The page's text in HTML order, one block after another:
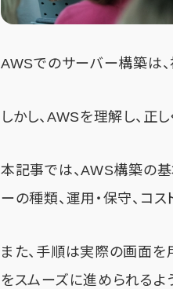
AWSでのサーバー構築は、
しかし、AWSを理解し、正
本記事では、AWS構築の
ーの種類、運用・保守、コ
また、手順は実際の画面
をスムーズに進められるよ